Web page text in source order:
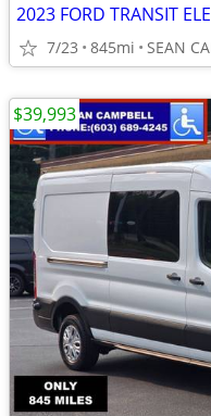
2023 FORD TRANSIT
7/23 845mi SEAN
$39,993